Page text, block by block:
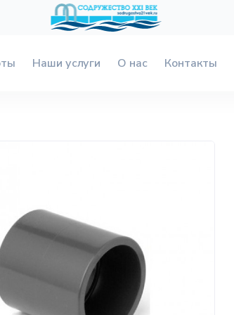
Наши услуги О нас Контакты